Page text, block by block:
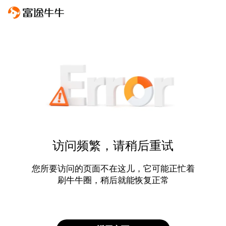
访问频繁，请稍后重试
您所要访问的页面不在这儿，它可能正忙着
刷牛牛圈，稍后就能恢复正常